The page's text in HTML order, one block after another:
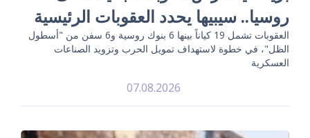
روسيا.. سيبيها يحدد العقوبات الرئيسية
العقوبات تشمل 19 كياناً بينها 6 بنوك روسية و6 سفن من "أسطول
الظل"، في خطوة لاستهداف تمويل الحرب وتزويد الصناعات
العسكرية
07.08.2026